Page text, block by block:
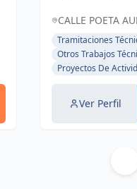
acústica.
licencias de
elaboración de
documentación
CALLE POETA
ALBORNOZ, 4,
Tramitaciones
Otros Trabajos
Proyectos De
Ver Perfil